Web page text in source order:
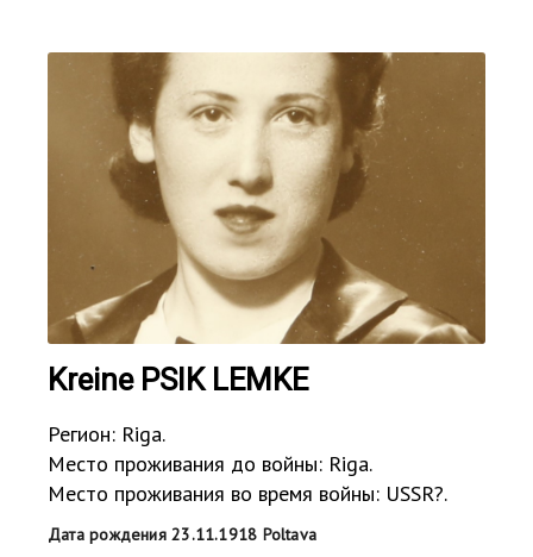
Kreine PSIK LEMKE
Регион: Riga.
Место проживания до войны: Riga.
Место проживания во время войны: USSR?.
Дата рождения 23.11.1918 Poltava